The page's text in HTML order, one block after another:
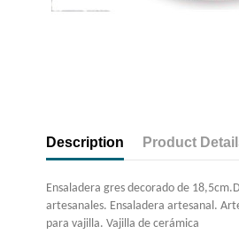
Description Product
Ensaladera gres decorado de
artesanales. Ensaladera artesanal.
para vajilla. Vajilla de cerámica